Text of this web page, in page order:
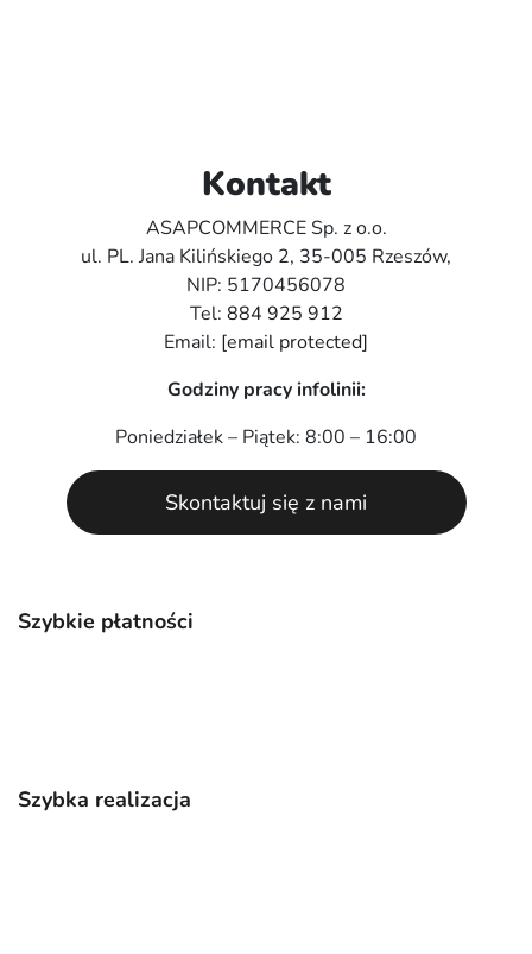
Szybkie płatności
Szybka realizacja
Kontakt
ASAPCOMMERCE Sp. z o.o.
ul. PL. Jana Kilińskiego 2, 35-005 Rzeszów,
NIP: 5170456078
Tel: 884 925 912
Email: [email protected]
Godziny pracy infolinii:
Poniedziałek – Piątek: 8:00 – 16:00
Skontaktuj się z nami